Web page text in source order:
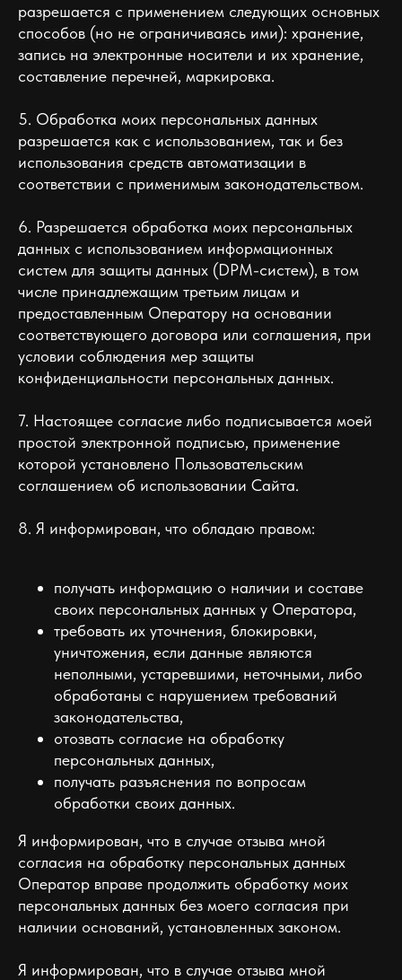
разрешается с применением следующих основных
способов (но не ограничиваясь ими): хранение,
запись на электронные носители и их хранение,
составление перечней, маркировка.
5. Обработка моих персональных данных
разрешается как с использованием, так и без
использования средств автоматизации в
соответствии с применимым законодательством.
6. Разрешается обработка моих персональных
данных с использованием информационных
систем для защиты данных (DPM-систем), в том
числе принадлежащим третьим лицам и
предоставленным Оператору на основании
соответствующего договора или соглашения, при
условии соблюдения мер защиты
конфиденциальности персональных данных.
7. Настоящее согласие либо подписывается моей
простой электронной подписью, применение
которой установлено Пользовательским
соглашением об использовании Сайта.
8. Я информирован, что обладаю правом:
получать информацию о наличии и составе
своих персональных данных у Оператора,
требовать их уточнения, блокировки,
уничтожения, если данные являются
неполными, устаревшими, неточными, либо
обработаны с нарушением требований
законодательства,
отозвать согласие на обработку
персональных данных,
получать разъяснения по вопросам
обработки своих данных.
Я информирован, что в случае отзыва мной
согласия на обработку персональных данных
Оператор вправе продолжить обработку моих
персональных данных без моего согласия при
наличии оснований, установленных законом.
Я информирован, что в случае отзыва мной